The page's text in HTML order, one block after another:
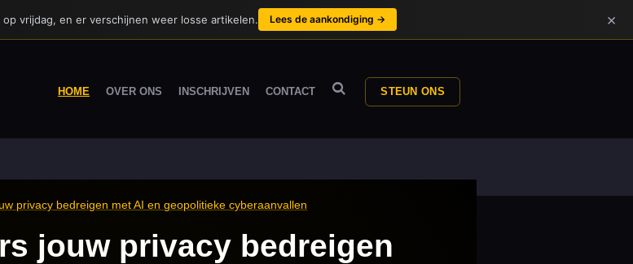
HOME OVER ONS INSCHRIJVEN CONTACT STEUN ONS
privacy bedreigen met AI en geopolitieke cyberaanvallen
jouw privacy bedreigen
vrijdag, en er verschijnen weer losse artikelen. Lees de aankondiging → ×